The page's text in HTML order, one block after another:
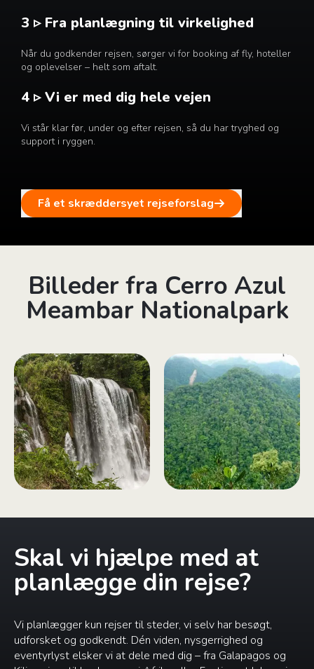
3 ▹ Fra planlægning til virkelighed
Når du godkender rejsen, sørger vi for booking af fly, hoteller
og oplevelser – helt som aftalt.
4 ▹ Vi er med dig hele vejen
Vi står klar før, under og efter rejsen, så du har tryghed og
support i ryggen.
Få et skræddersyet rejseforslag
Billeder fra Cerro Azul
Meambar Nationalpark
Skal vi hjælpe med at
planlægge din rejse?
Vi planlægger kun rejser til steder, vi selv har besøgt,
udforsket og godkendt. Dén viden, nysgerrighed og
eventyrlyst elsker vi at dele med dig – fra Galapagos og